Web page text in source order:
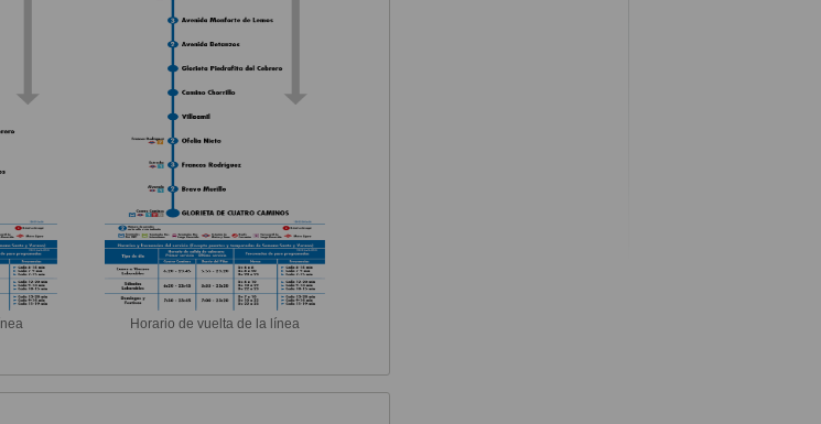
Horario de vuelta de la línea